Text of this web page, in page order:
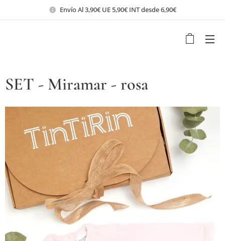
Envío Al 3,90€ UE 5,90€ INT desde 6,90€
SET - Miramar - rosa